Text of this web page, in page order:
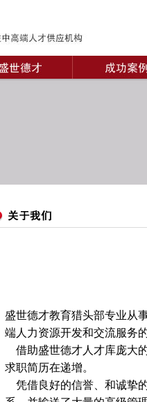
盛世德才教育猎头部专业从
端人力资源开发和交流服务
借助盛世德才人才库庞大
求职简历在递增。
凭借良好的信誉、和诚挚